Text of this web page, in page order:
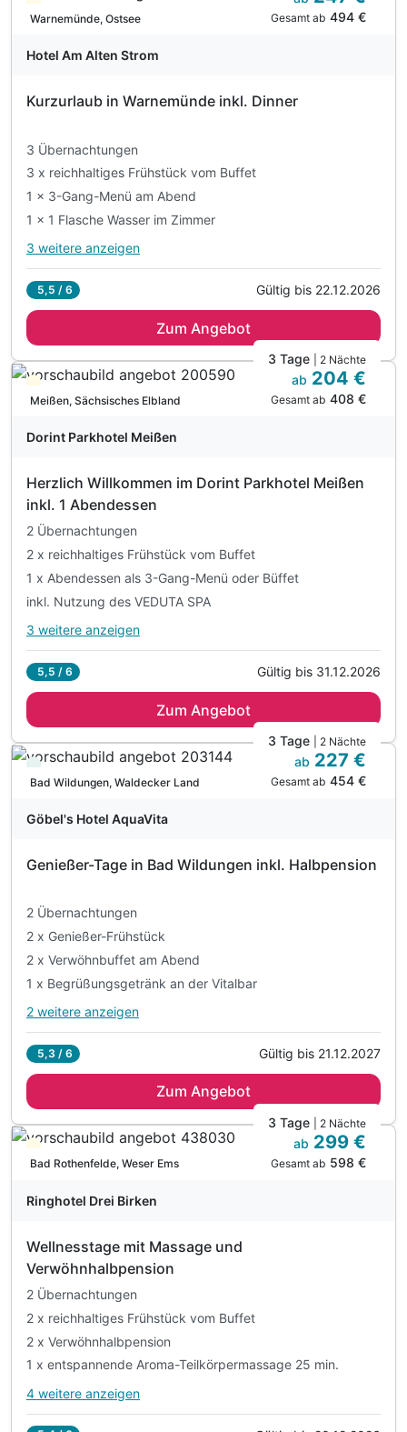
mit ausgewählten Köstlichkeiten und Getränken
für Ihre UNESCO- Entdeckungsreise
inkl. Badetasche mit Leihbademantel & Badetücher
inkl. Parkplatz
inkl. W-LAN
Teilweise ausgelastet
Warnemünde, Ostsee
Gesamt ab 494 €
Hotel Am Alten Strom
Kurzurlaub in Warnemünde inkl. Dinner
3 Übernachtungen
3 x reichhaltiges Frühstück vom Buffet
1 x 3-Gang-Menü am Abend
1 x 1 Flasche Wasser im Zimmer
Alle Inklusivleistungen
3 x reichhaltiges Frühstück vom Buffet
1 x 1 Flasche Wasser im Zimmer
inkl. Saunabenutzung
inkl. Nutzung W-Lan
3 weitere anzeigen
5,5 / 6 Gültig bis 22.12.2026
Zum Angebot
Teilweise ausgelastet
Meißen, Sächsisches Elbland
3 Tage | 2 Nächte
ab 204 €
Gesamt ab 408 €
Dorint Parkhotel Meißen
Herzlich Willkommen im Dorint Parkhotel Meißen
inkl. 1 Abendessen
2 Übernachtungen
2 x reichhaltiges Frühstück vom Buffet
1 x Abendessen als 3-Gang-Menü oder Büffet
inkl. Nutzung des VEDUTA SPA
Alle Inklusivleistungen
2 x reichhaltiges Frühstück vom Buffet
1 x Abendessen als 3-Gang-Menü oder Büffet
inkl. Nutzung des VEDUTA SPA
inkl. Leihbademantel
Genießen Sie die Zeit zu zweit in Meißen!
3 weitere anzeigen
5,5 / 6 Gültig bis 31.12.2026
Zum Angebot
Viele Termine frei
Bad Wildungen, Waldecker Land
3 Tage | 2 Nächte
ab 227 €
Gesamt ab 454 €
Göbel's Hotel AquaVita
Genießer-Tage in Bad Wildungen inkl. Halbpension
2 Übernachtungen
2 x Genießer-Frühstück
2 x Verwöhnbuffet am Abend
1 x Begrüßungsgetränk an der Vitalbar
Alle Inklusivleistungen
2 x Genießer-Frühstück
1 x Begrüßungsgetränk an der Vitalbar
inkl. Eintritt in die QuellenTherme mit Sauna
2 weitere anzeigen
5,3 / 6 Gültig bis 21.12.2027
Zum Angebot
Teilweise ausgelastet
Bad Rothenfelde, Weser Ems
3 Tage | 2 Nächte
ab 299 €
Gesamt ab 598 €
Ringhotel Drei Birken
Wellnesstage mit Massage und
Verwöhnhalbpension
2 Übernachtungen
2 x reichhaltiges Frühstück vom Buffet
2 x Verwöhnhalbpension
1 x entspannende Aroma-Teilkörpermassage 25 min.
Alle Inklusivleistungen
4 weitere anzeigen